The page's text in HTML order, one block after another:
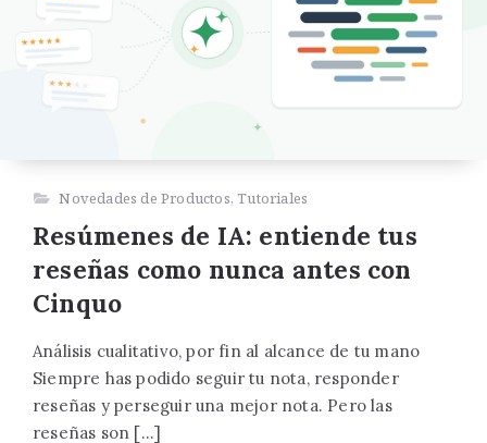
Novedades de Productos,Tutoriales
Resúmenes de IA: entiende tus
reseñas como nunca antes con
Cinquo
Análisis cualitativo, por fin al alcance de tu mano
Siempre has podido seguir tu nota, responder
reseñas y perseguir una mejor nota. Pero las
reseñas son […]